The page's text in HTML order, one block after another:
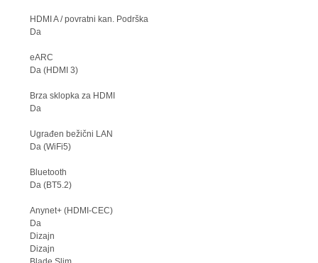
HDMI A / povratni kan. Podrška
Da
eARC
Da (HDMI 3)
Brza sklopka za HDMI
Da
Ugrađen bežični LAN
Da (WiFi5)
Bluetooth
Da (BT5.2)
Anynet+ (HDMI-CEC)
Da
Dizajn
Dizajn